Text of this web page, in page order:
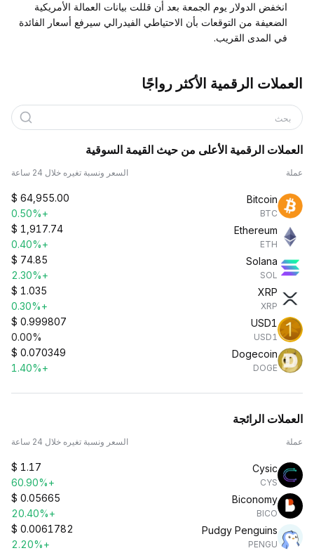
انخفض الدولار يوم الجمعة بعد أن قللت بيانات العمالة الأمريكية
الضعيفة من التوقعات بأن الاحتياطي الفيدرالي سيرفع أسعار الفائدة
في المدى القريب.
العملات الرقمية الأكثر رواجًا
بحث
العملات الرقمية الأعلى من حيث القيمة السوقية
عملة السعر ونسبة تغيره خلال 24 ساعة
Bitcoin
BTC
$ 64,955.00
+0.50%
Ethereum
ETH
$ 1,917.74
+0.40%
Solana
SOL
$ 74.85
+2.30%
XRP
XRP
$ 1.035
+0.30%
USD1
USD1
$ 0.999807
0.00%
Dogecoin
DOGE
$ 0.070349
+1.40%
العملات الرائجة
عملة السعر ونسبة تغيره خلال 24 ساعة
Cysic
CYS
$ 1.17
+60.90%
Biconomy
BICO
$ 0.05665
+20.40%
Pudgy Penguins
PENGU
$ 0.0061782
+2.20%